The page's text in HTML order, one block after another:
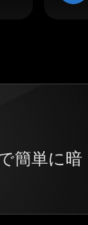
簡単に暗